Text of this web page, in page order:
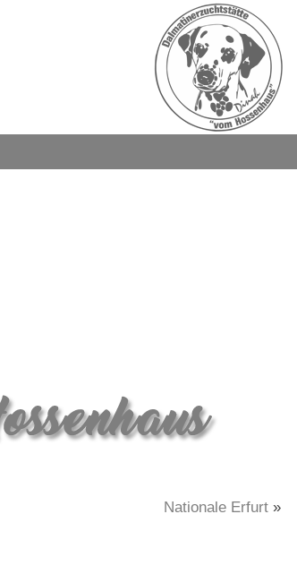
Nationale Erfurt»